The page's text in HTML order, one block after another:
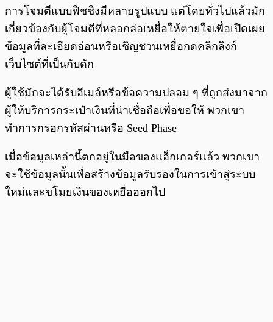
การโจมตีแบบฟิชชิงมีหลายรูปแบบ แต่โดยทั่วไปแล้วมัก
เกี่ยวข้องกับผู้โจมตีที่หลอกล่อเหยื่อให้ตายใจเพื่อเปิดเผย
ข้อมูลที่ละเอียดอ่อนหรือเชิญชวนเหยื่อกดคลิกลิงก์
เว็บไซต์ที่เป็นกับดัก
ผู้ใช้มักจะได้รับอีเมล์หรือข้อความปลอม ๆ ที่ถูกส่งมาจาก
ผู้ให้บริการกระเป๋าเงินที่น่าเชื่อถือเพื่อขอให้ พวกเขา
ทำการกรอกรหัสผ่านหรือ Seed Phase
เมื่อข้อมูลเหล่านี้ตกอยู่ในมือของแฮ็กเกอร์แล้ว พวกเขา
จะใช้ข้อมูลนั้นเพื่อสร้างข้อมูลรับรองในการเข้าสู่ระบบ
ใหม่และขโมยเงินของเหยื่อออกไป